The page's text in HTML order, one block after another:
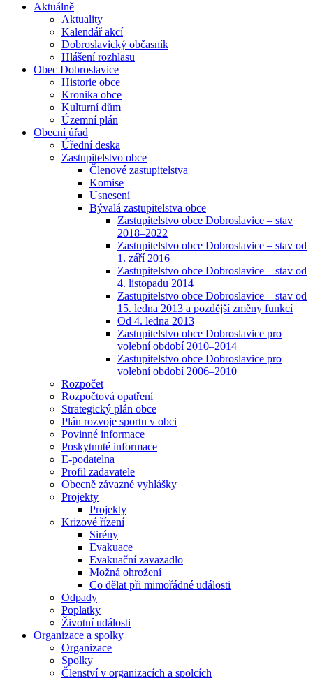
Aktuálně
Aktuality
Kalendář akcí
Dobroslavický občasník
Hlášení rozhlasu
Obec Dobroslavice
Historie obce
Kronika obce
Kulturní dům
Územní plán
Obecní úřad
Úřední deska
Zastupitelstvo obce
Členové zastupitelstva
Komise
Usnesení
Bývalá zastupitelstva obce
Zastupitelstvo obce Dobroslavice – stav
2018–2022
Zastupitelstvo obce Dobroslavice – stav od
1. září 2016
Zastupitelstvo obce Dobroslavice – stav od
4. listopadu 2014
Zastupitelstvo obce Dobroslavice – stav od
15. ledna 2013 a pozdější změny funkcí
Od 4. ledna 2013
Zastupitelstvo obce Dobroslavice pro
volební období 2010–2014
Zastupitelstvo obce Dobroslavice pro
volební období 2006–2010
Rozpočet
Rozpočtová opatření
Strategický plán obce
Plán rozvoje sportu v obci
Povinné informace
Poskytnuté informace
E-podatelna
Profil zadavatele
Obecně závazné vyhlášky
Projekty
Projekty
Krizové řízení
Sirény
Evakuace
Evakuační zavazadlo
Možná ohrožení
Co dělat při mimořádné události
Odpady
Poplatky
Životní události
Organizace a spolky
Organizace
Spolky
Členství v organizacích a spolcích